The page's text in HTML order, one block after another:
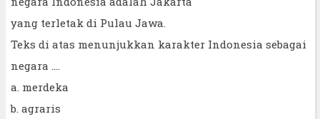
yang terletak di Pulau Jawa.
Teks di atas menunjukkan karakter Indonesia sebagai
negara ….
a. merdeka
b. agraris